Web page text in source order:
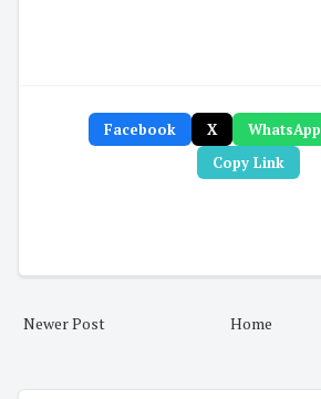
Facebook X WhatsApp
Copy Link
Newer Post Home